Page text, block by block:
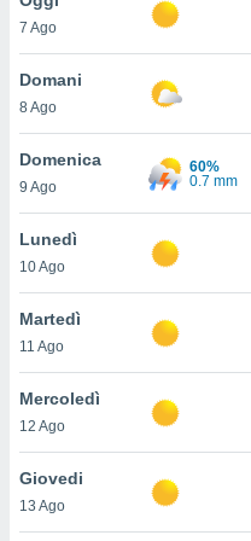
è
al sito
di
ci
di
il
un
la
nella
7 Ago
Domani
8 Ago
Domenica
9 Ago
60%
0.7 mm
Lunedì
10 Ago
Martedì
11 Ago
Mercoledì
12 Ago
Giovedi
13 Ago